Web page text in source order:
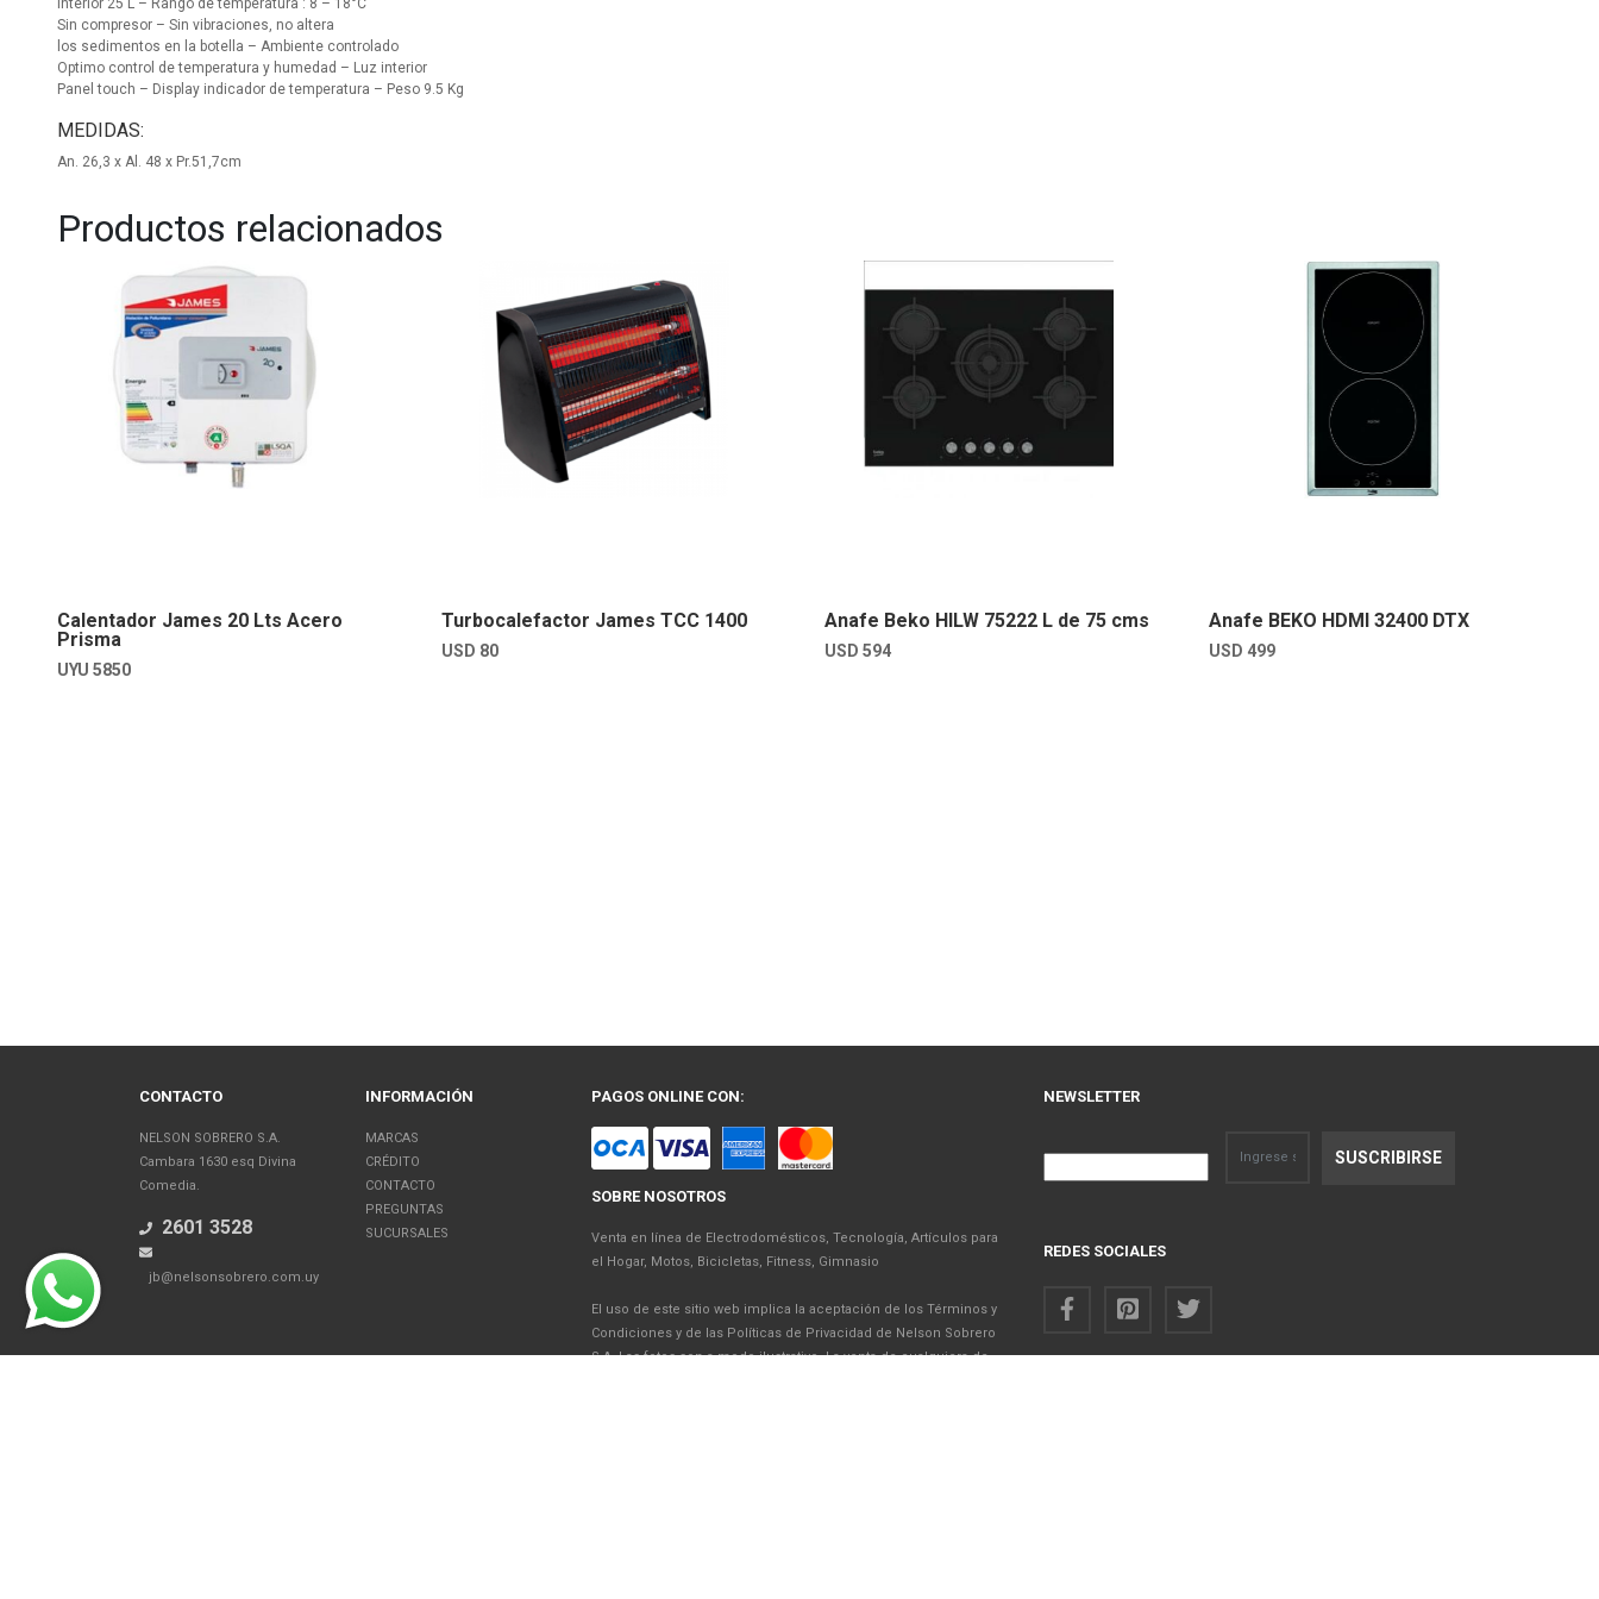
Interior 25 L – Rango de temperatura : 8 – 18°C
Sin compresor – Sin vibraciones, no altera
los sedimentos en la botella – Ambiente controlado
Optimo control de temperatura y humedad – Luz interior
Panel touch – Display indicador de temperatura – Peso 9.5 Kg
MEDIDAS:
An. 26,3 x Al. 48 x Pr.51,7cm
Productos relacionados
Calentador James 20 Lts Acero
Prisma
UYU 5850
Turbocalefactor James TCC 1400
USD 80
Anafe Beko HILW 75222 L de 75 cms
USD594
Anafe BEKO HDMI 32400 DTX
USD 499
CONTACTO
NELSON SOBRERO S.A.
Cambara 1630 esq Divina
Comedia.
2601 3528
jb@nelsonsobrero.com.uy
INFORMACIÓN
MARCAS
CRÉDITO
CONTACTO
PREGUNTAS
SUCURSALES
PAGOS ONLINE CON:
SOBRE NOSOTROS
Venta en línea de Electrodomésticos, Tecnología, Artículos para
el Hogar, Motos, Bicicletas, Fitness, Gimnasio
El uso de este sitio web implica la aceptación de los Términos y
Condiciones y de las Políticas de Privacidad de Nelson Sobrero
S.A. Las fotos son a modo ilustrativo. La venta de cualquiera de
NEWSLETTER
REDES SOCIALES